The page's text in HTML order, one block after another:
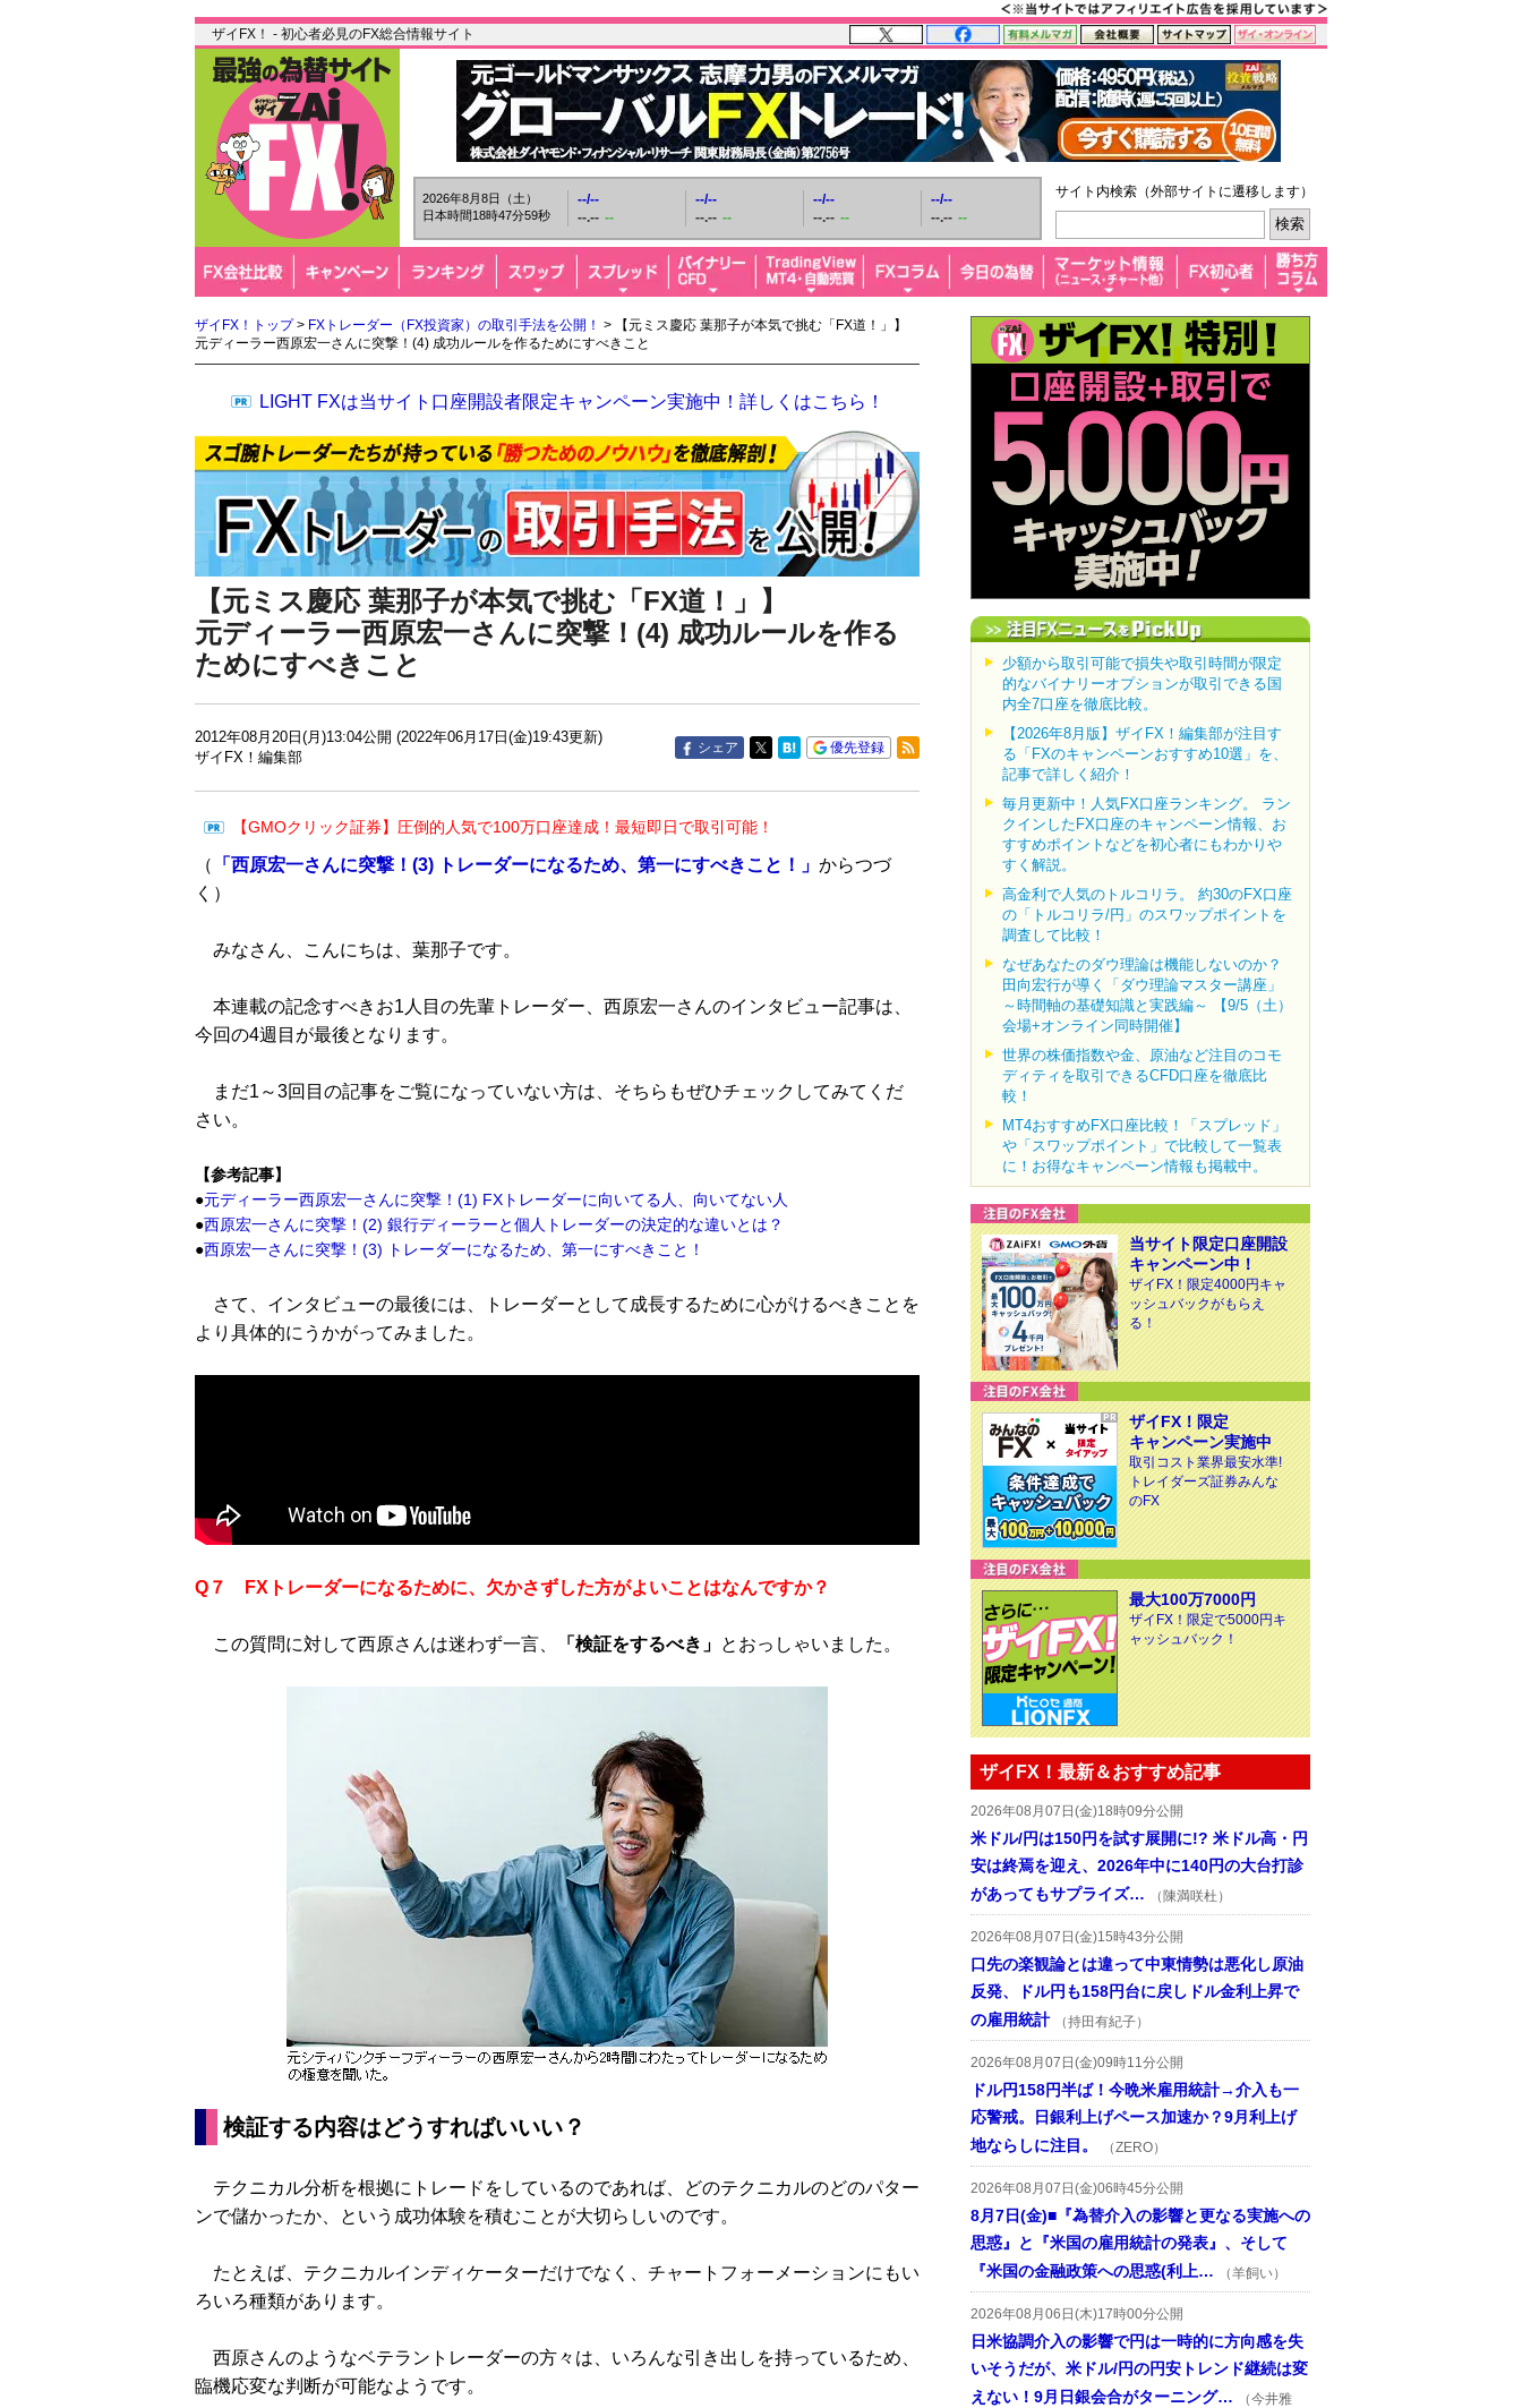
ザイFX！ - 初心者必見のFX総合情報サイト
2026年8月8日（土）
日本時間18時48分0秒
--/--
--.-- --
--/--
--.-- --
--/--
--.-- --
--/--
--.-- --
サイト内検索（外部サイトに遷移します）
ザイFX！トップ> FXトレーダー（FX投資家）の取引手法を公開！ > 【元ミス慶応 葉那子が本気で挑む「FX道！」】
元ディーラー西原宏一さんに突撃！(4) 成功ルールを作るためにすべきこと
LIGHT FXは当サイト口座開設者限定キャンペーン実施中！詳しくはこちら！
【元ミス慶応 葉那子が本気で挑む「FX道！」】
元ディーラー西原宏一さんに突撃！(4) 成功ルールを作る
ためにすべきこと
2012年08月20日(月)13:04公開 (2022年06月17日(金)19:43更新)
ザイFX！編集部
シェア 優先登録
【GMOクリック証券】圧倒的人気で100万口座達成！最短即日で取引可能！
（ 「西原宏一さんに突撃！(3) トレーダーになるため、第一にすべきこと！」 からつづ
く）
みなさん、こんにちは、葉那子です。
本連載の記念すべきお1人目の先輩トレーダー、西原宏一さんのインタビュー記事は、
今回の4週目が最後となります。
まだ1～3回目の記事をご覧になっていない方は、そちらもぜひチェックしてみてくだ
さい。
【参考記事】
●元ディーラー西原宏一さんに突撃！(1) FXトレーダーに向いてる人、向いてない人
●西原宏一さんに突撃！(2) 銀行ディーラーと個人トレーダーの決定的な違いとは？
●西原宏一さんに突撃！(3) トレーダーになるため、第一にすべきこと！
さて、インタビューの最後には、トレーダーとして成長するために心がけるべきことを
より具体的にうかがってみました。
Q７ FXトレーダーになるために、欠かさずした方がよいことはなんですか？
この質問に対して西原さんは迷わず一言、 「検証をするべき」 とおっしゃいました。
検証する内容はどうすればいいい？
テクニカル分析を根拠にトレードをしているのであれば、どのテクニカルのどのパター
ンで儲かったか、という成功体験を積むことが大切らしいのです。
たとえば、テクニカルインディケーターだけでなく、チャートフォーメーションにもい
ろいろ種類があります。
西原さんのようなベテラントレーダーの方々は、いろんな引き出しを持っているため、
臨機応変な判断が可能なようです。
少額から取引可能で損失や取引時間が限定
的なバイナリーオプションが取引できる国
内全7口座を徹底比較。
【2026年8月版】ザイFX！編集部が注目す
る「FXのキャンペーンおすすめ10選」を、
記事で詳しく紹介！
毎月更新中！人気FX口座ランキング。 ラン
クインしたFX口座のキャンペーン情報、お
すすめポイントなどを初心者にもわかりや
すく解説。
高金利で人気のトルコリラ。 約30のFX口座
の「トルコリラ/円」のスワップポイントを
調査して比較！
なぜあなたのダウ理論は機能しないのか？
田向宏行が導く「ダウ理論マスター講座」
～時間軸の基礎知識と実践編～ 【9/5（土）
会場+オンライン同時開催】
世界の株価指数や金、原油など注目のコモ
ディティを取引できるCFD口座を徹底比
較！
MT4おすすめFX口座比較！「スプレッド」
や「スワップポイント」で比較して一覧表
に！お得なキャンペーン情報も掲載中。
当サイト限定口座開設
キャンペーン中！
ザイFX！限定4000円キャ
ッシュバックがもらえ
る！
ザイFX！限定
キャンペーン実施中
取引コスト業界最安水準!
トレイダーズ証券みんな
のFX
最大100万7000円
ザイFX！限定で5000円キ
ャッシュバック！
ザイFX！最新＆おすすめ記事
2026年08月07日(金)18時09分公開
米ドル/円は150円を試す展開に!? 米ドル高・円
安は終焉を迎え、2026年中に140円の大台打診
があってもサプライズ…
（陳満咲杜）
2026年08月07日(金)15時43分公開
口先の楽観論とは違って中東情勢は悪化し原油
反発、ドル円も158円台に戻しドル金利上昇で
の雇用統計
（持田有紀子）
2026年08月07日(金)09時11分公開
ドル円158円半ば！今晩米雇用統計→介入も一
応警戒。日銀利上げペース加速か？9月利上げ
地ならしに注目。
（ZERO）
2026年08月07日(金)06時45分公開
8月7日(金)■『為替介入の影響と更なる実施への
思惑』と『米国の雇用統計の発表』、そして
『米国の金融政策への思惑(利上…
（羊飼い）
2026年08月06日(木)17時00分公開
日米協調介入の影響で円は一時的に方向感を失
いそうだが、米ドル/円の円安トレンド継続は変
えない！9月日銀会合がターニング…
（今井雅